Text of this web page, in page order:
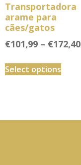
Transportadora
arame para
cães/gatos
€101,99 – €172,40
Select options